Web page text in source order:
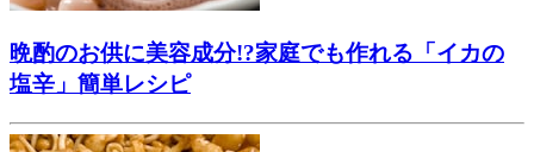
晩酌のお供に美容成分!?家庭でも作れる「イカの
塩辛」簡単レシピ